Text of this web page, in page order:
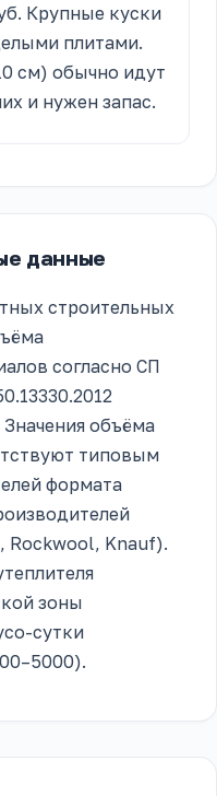
Крупные куски
плитами.
см) обычно идут
и нужен запас.
данные
строительных
согласно СП
объёма
типовым
формата
Knauf).
зоны
сутки